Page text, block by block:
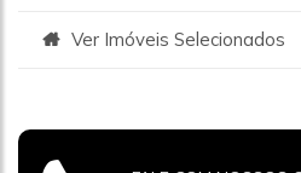
Ver Imóveis Selecionados